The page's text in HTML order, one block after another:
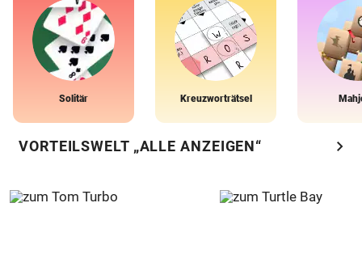
Solitär Kreuzworträtsel
VORTEILSWELT „ALLE ANZEIGEN“ chevron_right